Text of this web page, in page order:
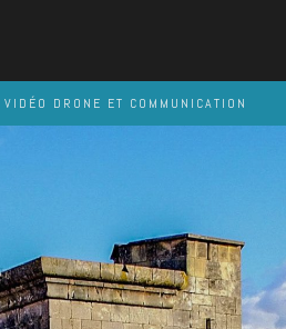
VIDÉO DRONE ET COMMUNICATION